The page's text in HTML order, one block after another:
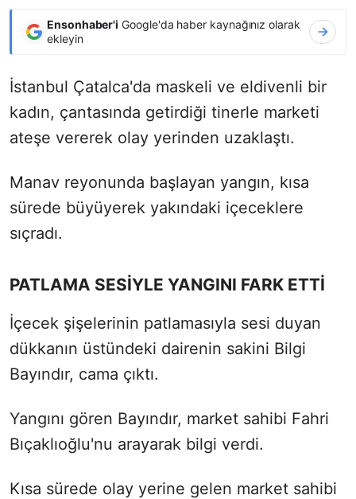
Ensonhaber'i Google'da haber kaynağınız olarak
ekleyin
İstanbul Çatalca'da maskeli ve eldivenli bir
kadın, çantasında getirdiği tinerle marketi
ateşe vererek olay yerinden uzaklaştı.
Manav reyonunda başlayan yangın, kısa
sürede büyüyerek yakındaki içeceklere
sıçradı.
PATLAMA SESİYLE YANGINI FARK ETTİ
İçecek şişelerinin patlamasıyla sesi duyan
dükkanın üstündeki dairenin sakini Bilgi
Bayındır, cama çıktı.
Yangını gören Bayındır, market sahibi Fahri
Bıçaklıoğlu'nu arayarak bilgi verdi.
Kısa sürede olay yerine gelen market sahibi